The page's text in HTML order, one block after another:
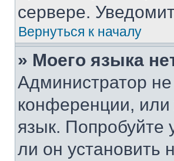
сервере.
Вернуться к началу
» Моего языка
Администратор
конференции,
язык. Попробуйте
ли он установить